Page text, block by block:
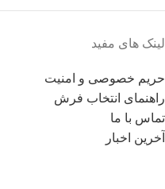
لینک های مفید
حریم خصوصی و امنیت
راهنمای انتخاب فرش
تماس با ما
آخرین اخبار